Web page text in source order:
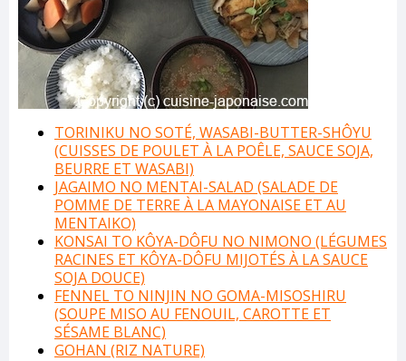
TORINIKU NO SOTÉ, WASABI-BUTTER-SHÔYU
(CUISSES DE POULET À LA POÊLE, SAUCE SOJA,
BEURRE ET WASABI)
JAGAIMO NO MENTAI-SALAD (SALADE DE
POMME DE TERRE À LA MAYONAISE ET AU
MENTAIKO)
KONSAI TO KÔYA-DÔFU NO NIMONO (LÉGUMES
RACINES ET KÔYA-DÔFU MIJOTÉS À LA SAUCE
SOJA DOUCE)
FENNEL TO NINJIN NO GOMA-MISOSHIRU
(SOUPE MISO AU FENOUIL, CAROTTE ET
SÉSAME BLANC)
GOHAN (RIZ NATURE)